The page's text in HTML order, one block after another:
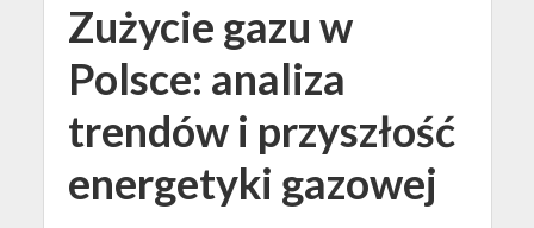
Zużycie gazu w
Polsce: analiza
trendów i przyszłość
energetyki gazowej